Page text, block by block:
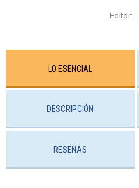
Editor:
LO ESENCIAL
DESCRIPCIÓN
RESEÑAS